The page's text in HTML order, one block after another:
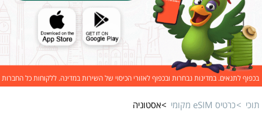
בכפוף לתנאים. במדינות נבחרות ובכפוף לאזורי הכיסוי של השירות במדינה. ללקוחות כל החברות
תוכי כרטיס eSIM מקומי אסטוניה